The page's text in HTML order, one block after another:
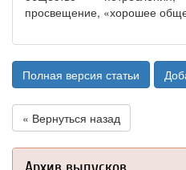
просвещение, «хорошее
Полная версия статьи
« Вернуться назад